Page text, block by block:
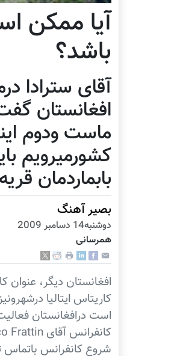
آیا ممکن
باشد؟
آقای سترادا
افغانستان
ماست ودوم
کشورمیرویم
بابماردمان
بصیر آهنگ
دوشنبه14 دسامبر 2009
همرسانی
کاریتاس ایتالیا
است درافغانستان